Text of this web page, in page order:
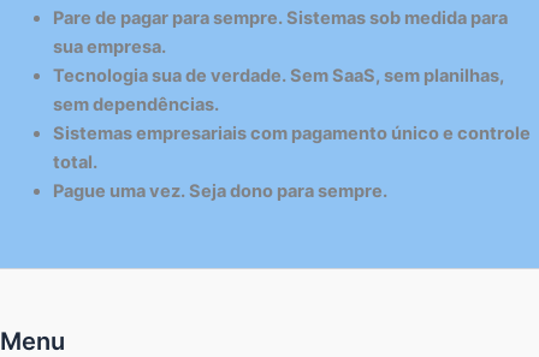
Pare de pagar para sempre. Sistemas sob medida para
sua empresa.
Tecnologia sua de verdade. Sem SaaS, sem planilhas,
sem dependências.
Sistemas empresariais com pagamento único e controle
total.
Pague uma vez. Seja dono para sempre.
Menu